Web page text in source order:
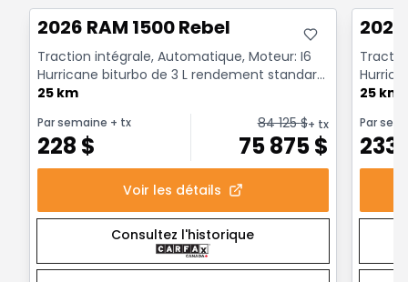
2026 RAM 1500 Rebel
Traction intégrale, Automatique, Moteur: I6
Hurricane biturbo de 3 L rendement standard
avec arrêt a...
25 km
Par semaine + tx
228 $
84 125$+ tx
75 875$
Voir les détails
Consultez l'historique
avec
25 km
Par
233